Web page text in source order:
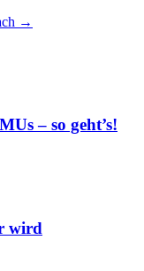
→
– so geht’s!
wird